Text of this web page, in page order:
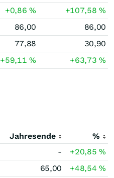
+0,86% +107,58%
86,00
86,00
77,88
30,90
+59,11% +63,73%
Jahresende
%
- +20,85%
65,00 +48,54%